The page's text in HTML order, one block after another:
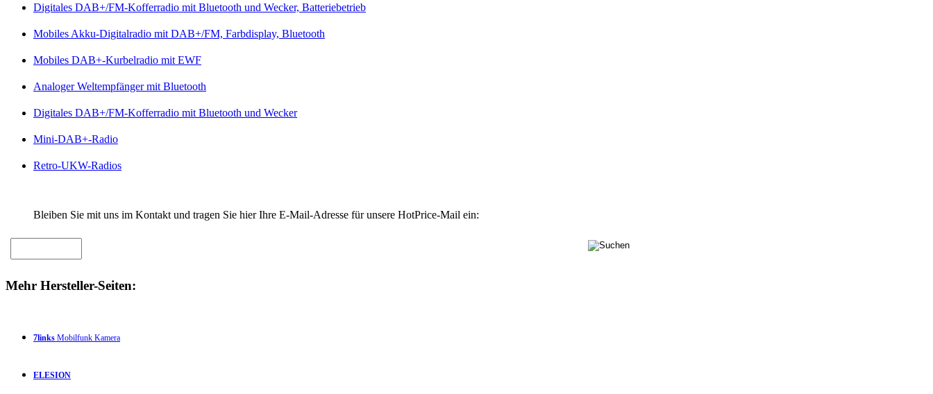
Digitales DAB+/FM-Kofferradio mit Bluetooth und Wecker, Batteriebetrieb
Mobiles Akku-Digitalradio mit DAB+/FM, Farbdisplay, Bluetooth
Mobiles DAB+-Kurbelradio mit EWF
Analoger Weltempfänger mit Bluetooth
Digitales DAB+/FM-Kofferradio mit Bluetooth und Wecker
Mini-DAB+-Radio
Retro-UKW-Radios
Bleiben Sie mit uns im Kontakt und tragen Sie hier Ihre E-Mail-Adresse für unsere HotPrice-Mail ein:
Mehr Hersteller-Seiten:
7links Mobilfunk Kamera
ELESION